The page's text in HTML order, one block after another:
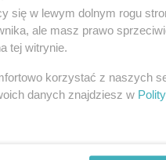
w Centrum Tczewa - 64
27.07.2026, wyświetleń: 204,
się w lewym dolnym rogu
ale masz prawo
tej witrynie.
korzystać z naszych
danych znajdziesz w